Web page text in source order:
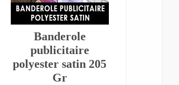
Banderole
publicitaire
polyester satin 205
Gr